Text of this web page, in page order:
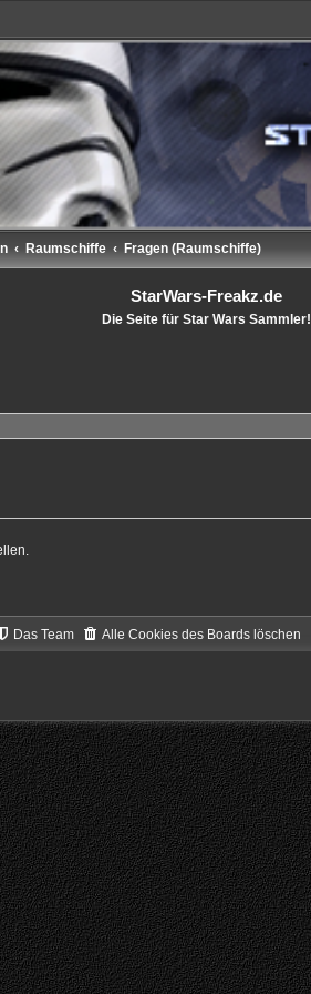
Raumschiffe Fragen (Raumschiffe)
StarWars-Freakz.de
Die Seite für Star Wars Sammler!
Alle Cookies des Boards löschen
Das Team